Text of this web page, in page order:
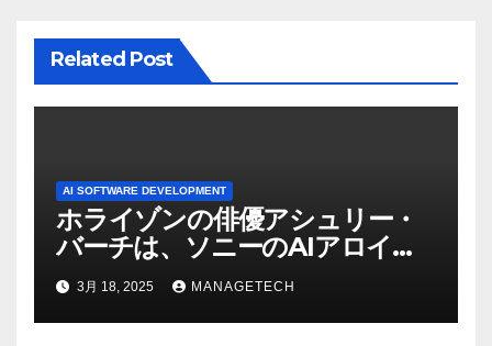
Related Post
AI SOFTWARE DEVELOPMENT
ホライゾンの俳優アシュリー・
バーチは、ソニーのAIアロイの
ビデオを見て「ゲームパフォー
マンスという芸術形式に不安を
感じた」と語る – IGN
3月 18, 2025 MANAGETECH